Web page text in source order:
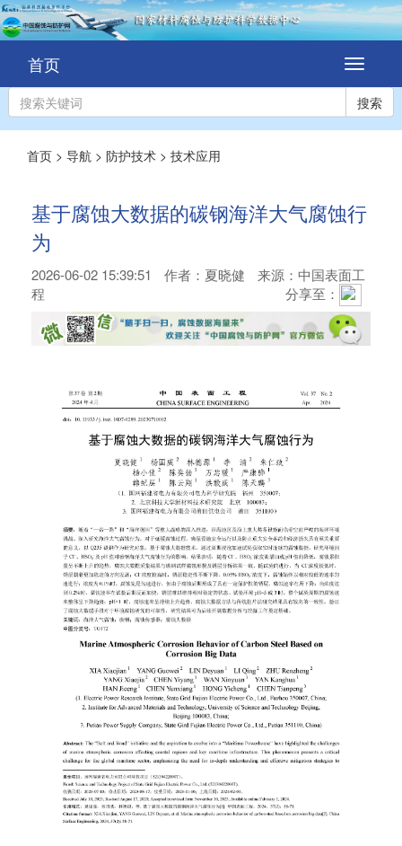
切
换
导
航
首页
搜索
首页 > 导航 > 防护技术 > 技术应用
基于腐蚀大数据的碳钢海洋大气腐蚀行
为
2026-06-02 15:39:51 作者： 夏晓健
来源：中国表面工
程
分享至：